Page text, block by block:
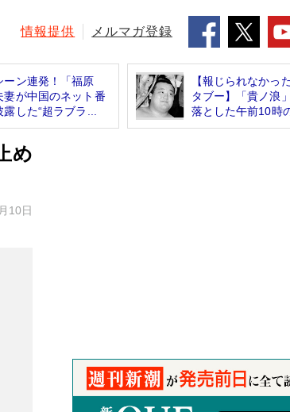
情報提供 メルマガ登録
ーン連発！「福原
妻が中国のネット番
した“超ラブラ...
【報じられなかっ
タブー】「貴ノ浪
落とした午前10時
め
10日